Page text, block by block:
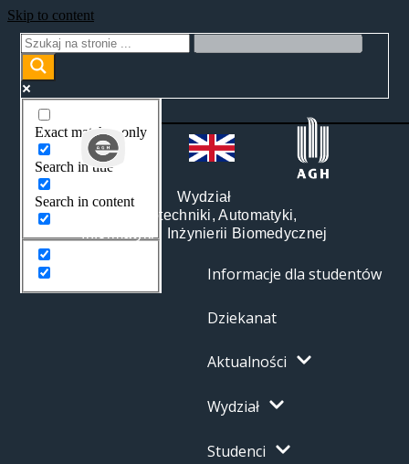
Skip to content
Exact matches only
Search in title
Search in content
Wydział
Elektrotechniki, Automatyki,
Informatyki i Inżynierii Biomedycznej
Informacje dla studentów
Dziekanat
Aktualności
Wydział
Studenci